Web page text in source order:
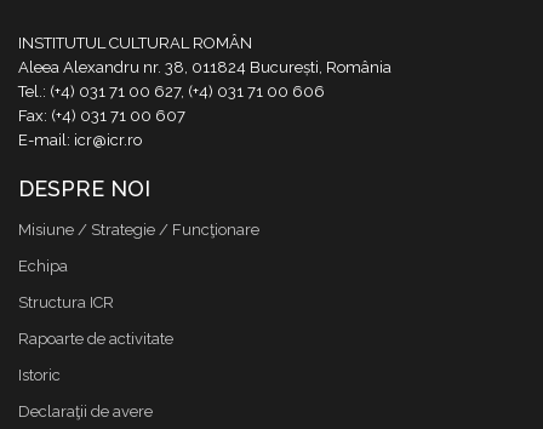
INSTITUTUL CULTURAL ROMÂN
Aleea Alexandru nr. 38, 011824 București, România
Tel.: (+4) 031 71 00 627, (+4) 031 71 00 606
Fax: (+4) 031 71 00 607
E-mail: icr@icr.ro
DESPRE NOI
Misiune / Strategie / Funcţionare
Echipa
Structura ICR
Rapoarte de activitate
Istoric
Declaraţii de avere